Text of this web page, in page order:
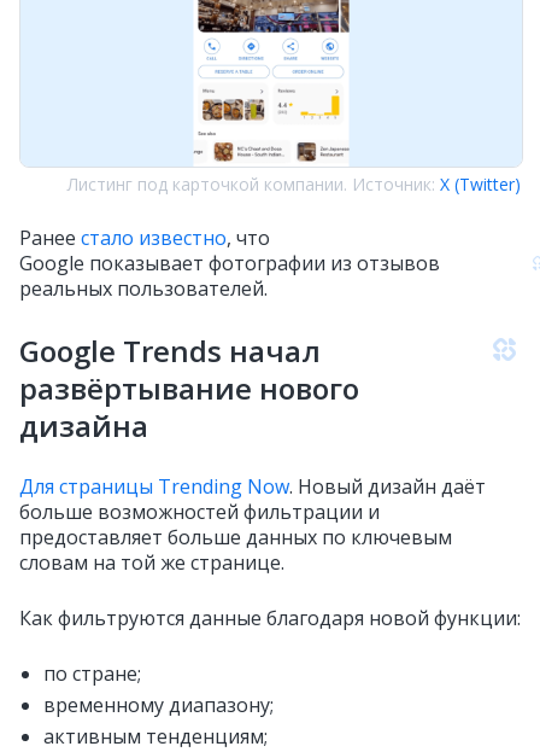
Листинг под карточкой компании. Источник: X (Twitter)
Ранее стало известно, что
Google показывает фотографии из отзывов
реальных пользователей.
Google Trends начал
развёртывание нового
дизайна
Для страницы Trending Now. Новый дизайн даёт
больше возможностей фильтрации и
предоставляет больше данных по ключевым
словам на той же странице.
Как фильтруются данные благодаря новой функции:
по стране;
временному диапазону;
активным тенденциям;